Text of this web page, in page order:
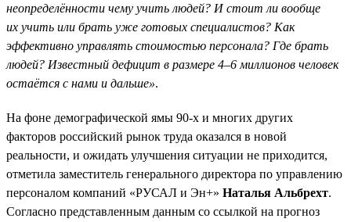
неопределённости чему учить людей? И стоит ли вообще
их учить или брать уже готовых специалистов? Как
эффективно управлять стоимостью персонала? Где брать
людей? Известный дефицит в размере 4–6 миллионов человек
остаётся с нами и дальше».
На фоне демографической ямы 90-х и многих других
факторов российский рынок труда оказался в новой
реальности, и ожидать улучшения ситуации не приходится,
отметила заместитель генерального директора по управлению
персоналом компаний «РУСАЛ и Эн+» Наталья Альбрехт.
Согласно представленным данным со ссылкой на прогноз